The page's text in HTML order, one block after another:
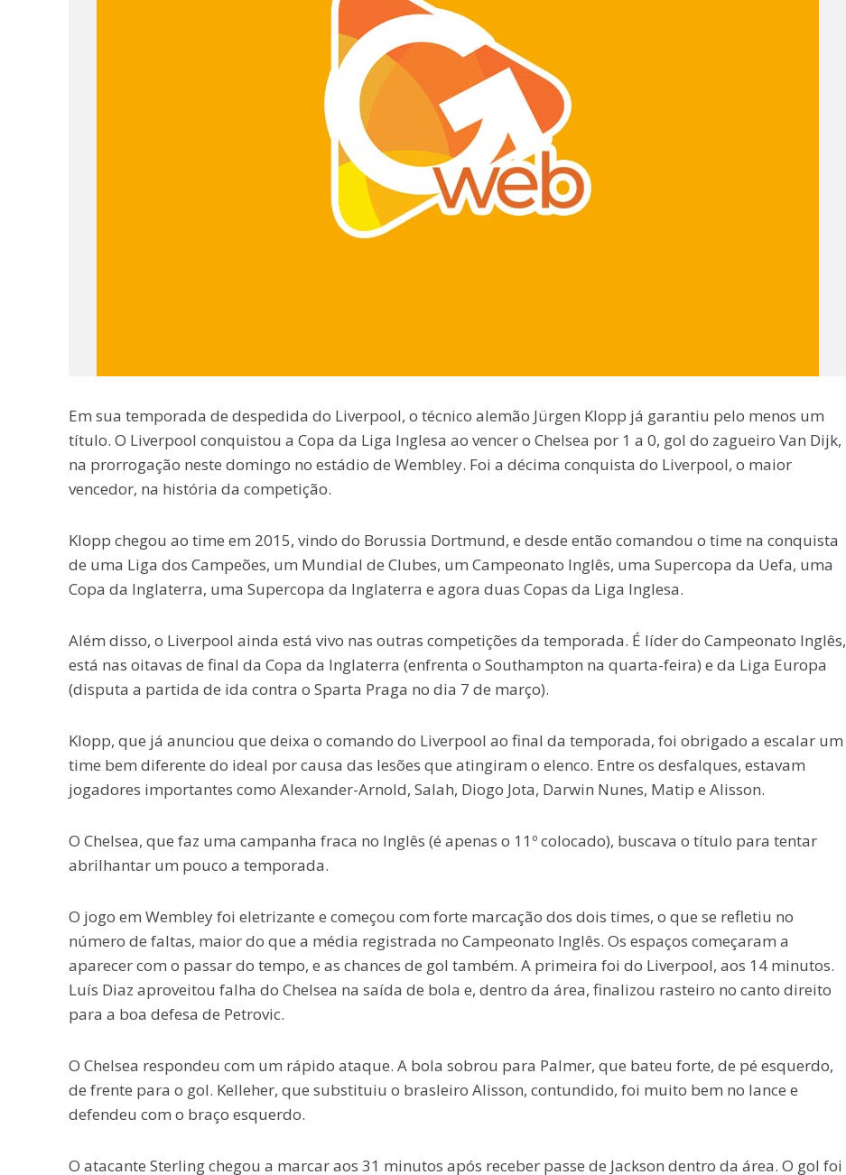
Em sua temporada de despedida do Liverpool, o técnico alemão Jürgen Klopp já garantiu pelo menos um
título. O Liverpool conquistou a Copa da Liga Inglesa ao vencer o Chelsea por 1 a 0, gol do zagueiro Van Dijk,
na prorrogação neste domingo no estádio de Wembley. Foi a décima conquista do Liverpool, o maior
vencedor, na história da competição.
Klopp chegou ao time em 2015, vindo do Borussia Dortmund, e desde então comandou o time na conquista
de uma Liga dos Campeões, um Mundial de Clubes, um Campeonato Inglês, uma Supercopa da Uefa, uma
Copa da Inglaterra, uma Supercopa da Inglaterra e agora duas Copas da Liga Inglesa.
Além disso, o Liverpool ainda está vivo nas outras competições da temporada. É líder do Campeonato Inglês,
está nas oitavas de final da Copa da Inglaterra (enfrenta o Southampton na quarta-feira) e da Liga Europa
(disputa a partida de ida contra o Sparta Praga no dia 7 de março).
Klopp, que já anunciou que deixa o comando do Liverpool ao final da temporada, foi obrigado a escalar um
time bem diferente do ideal por causa das lesões que atingiram o elenco. Entre os desfalques, estavam
jogadores importantes como Alexander-Arnold, Salah, Diogo Jota, Darwin Nunes, Matip e Alisson.
O Chelsea, que faz uma campanha fraca no Inglês (é apenas o 11º colocado), buscava o título para tentar
abrilhantar um pouco a temporada.
O jogo em Wembley foi eletrizante e começou com forte marcação dos dois times, o que se refletiu no
número de faltas, maior do que a média registrada no Campeonato Inglês. Os espaços começaram a
aparecer com o passar do tempo, e as chances de gol também. A primeira foi do Liverpool, aos 14 minutos.
Luís Diaz aproveitou falha do Chelsea na saída de bola e, dentro da área, finalizou rasteiro no canto direito
para a boa defesa de Petrovic.
O Chelsea respondeu com um rápido ataque. A bola sobrou para Palmer, que bateu forte, de pé esquerdo,
de frente para o gol. Kelleher, que substituiu o brasleiro Alisson, contundido, foi muito bem no lance e
defendeu com o braço esquerdo.
O atacante Sterling chegou a marcar aos 31 minutos após receber passe de Jackson dentro da área. O gol foi